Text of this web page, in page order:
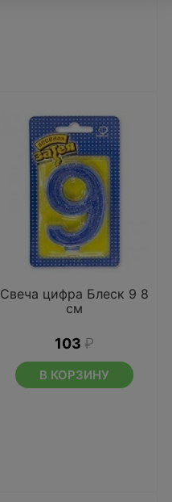
Свеча цифра Блеск 9 8
см
103 ₽
В КОРЗИНУ